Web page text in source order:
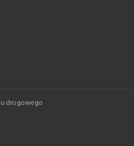
drogowego